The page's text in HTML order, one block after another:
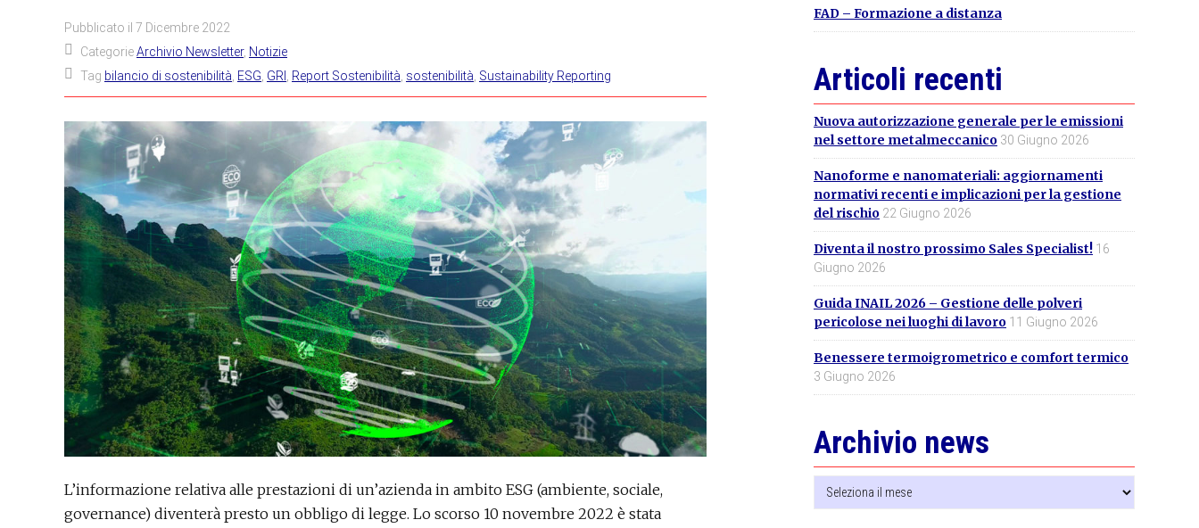
Pubblicato il 7 Dicembre 2022
CategorieArchivio Newsletter, Notizie
Tag bilancio di sostenibilità ESG GRI Report Sostenibilità sostenibilità Sustainability Reporting
L’informazione relativa alle prestazioni di un’azienda in ambito ESG (ambiente, sociale,
governance) diventerà presto un obbligo di legge. Lo scorso 10 novembre 2022 è stata
FAD – Formazione a distanza
Articoli recenti
Nuova autorizzazione generale per le emissioni
nel settore metalmeccanico 30 Giugno 2026
Nanoforme e nanomateriali: aggiornamenti
normativi recenti e implicazioni per la gestione
del rischio 22 Giugno 2026
Diventa il nostro prossimo Sales Specialist! 16
Giugno 2026
Guida INAIL 2026 – Gestione delle polveri
pericolose nei luoghi di lavoro 11 Giugno 2026
Benessere termoigrometrico e comfort termico
3 Giugno 2026
Archivio news
Archivio
news